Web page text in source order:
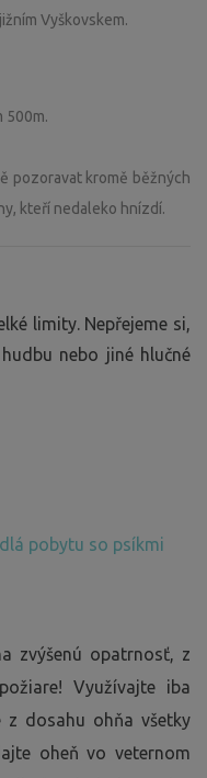
Vyškovskem.
500m.
pozoravat kromě běžných
kteří nedaleko hnízdí.
limity. Nepřejeme si,
nebo jiné hlučné
pobytu so psíkmi
zvýšenú opatrnosť, z
Využívajte iba
dosahu ohňa všetky
oheň vo veternom